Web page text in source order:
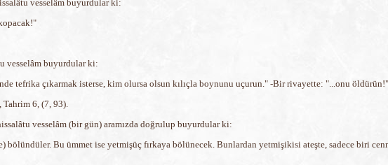
vesselâm buyurdular ki:
vesselâm buyurdular ki:
tefrika çıkarmak isterse, kim olursa olsun kılıçla boynunu uçurun." -Bir rivayette: "...onu
6, (7, 93).
vesselâm (bir gün) aramızda doğrulup buyurdular ki:
Bu ümmet ise yetmişüç fırkaya bölünecek. Bunlardan yetmişikisi ateşte, sadece biri